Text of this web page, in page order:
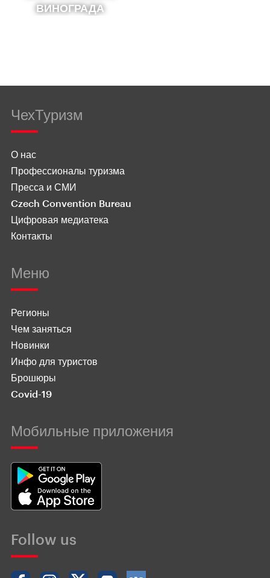
ВИНОГРАДА
ЧехТуризм
О нас
Профессионалы туризма
Пресса и СМИ
Czech Convention Bureau
Цифровая медиатека
Контакты
Меню
Регионы
Чем заняться
Новинки
Инфо для туристов
Брошюры
Covid-19
Мобильные приложения
Follow us